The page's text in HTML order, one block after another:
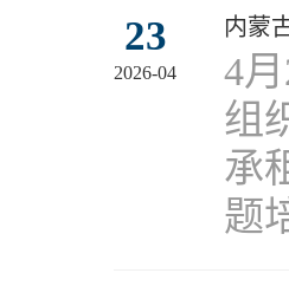
23
2026-04
内蒙
4
组
承
题